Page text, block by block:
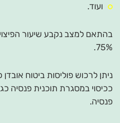
ועוד.
בהתאם למצב נקבע שיעור
75%.
ניתן לרכוש פוליסות ביטוח אובדן
ככיסוי במסגרת תוכנית פנסיה
פנסיה.